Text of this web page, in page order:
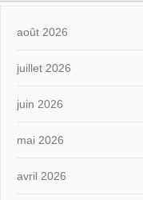
août 2026
juillet 2026
juin 2026
mai 2026
avril 2026